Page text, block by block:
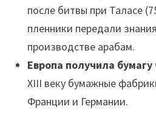
после битвы при Таласе
пленники передали
производстве арабам.
Европа получила
XIII веку бумажные
Франции и Германии.